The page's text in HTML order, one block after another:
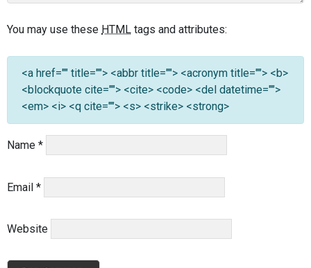
You may use these HTML tags and attributes:
<a href="" title=""> <abbr title=""> <acronym title=""> <b>
<blockquote cite=""> <cite> <code> <del datetime="">
<em> <i> <q cite=""> <s> <strike> <strong>
Name *
Email *
Website